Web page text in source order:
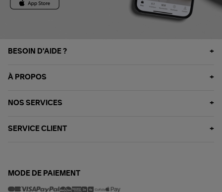
BESOIN D'AIDE ?
À PROPOS
NOS SERVICES
SERVICE CLIENT
MODE DE PAIEMENT